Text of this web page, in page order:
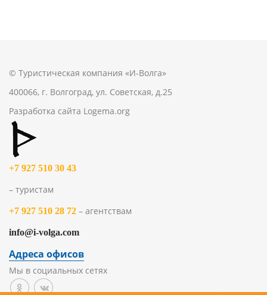
© Туристическая компания «И-Волга»
400066, г. Волгоград, ул. Советская, д.25
Разработка сайта Logema.org
+7 927 510 30 43
– туристам
+7 927 510 28 72 – агентствам
info@i-volga.com
Адреса офисов
Мы в социальных сетях